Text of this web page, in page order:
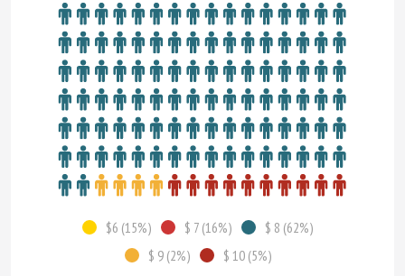
$6 (15%) $ 7 (16%)
$ 8 (62%)
$ 9 (2%)
$ 10 (5%)